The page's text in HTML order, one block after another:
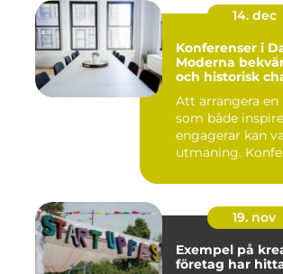
14. dec
Konferenser i
Moderna
och historisk
Att arrangera en
som både
engagerar kan
utmaning.
19. nov
Exempel på
företag har